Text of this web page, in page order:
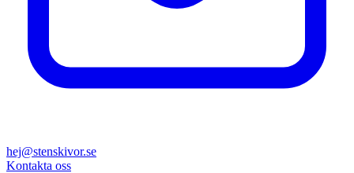
hej@stenskivor.se
Kontakta oss